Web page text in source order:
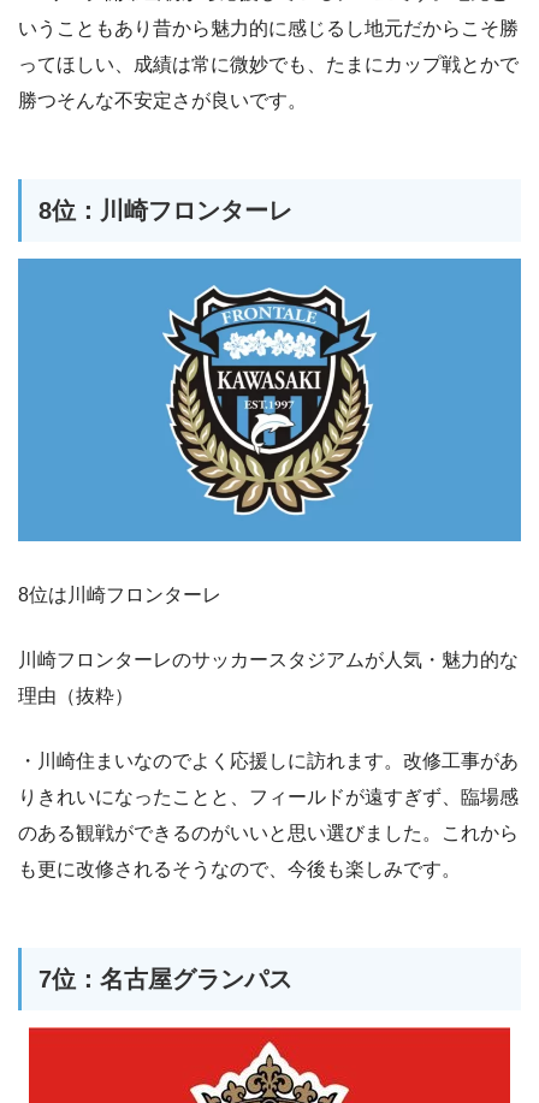
いうこともあり昔から魅力的に感じるし地元だからこそ勝
ってほしい、成績は常に微妙でも、たまにカップ戦とかで
勝つそんな不安定さが良いです。
8位：川崎フロンターレ
8位は川崎フロンターレ
川崎フロンターレのサッカースタジアムが人気・魅力的な
理由（抜粋）
・川崎住まいなのでよく応援しに訪れます。改修工事があ
りきれいになったことと、フィールドが遠すぎず、臨場感
のある観戦ができるのがいいと思い選びました。これから
も更に改修されるそうなので、今後も楽しみです。
7位：名古屋グランパス